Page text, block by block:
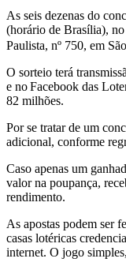
As seis dezenas do
(horário de Brasília),
Paulista, nº 750, em
O sorteio terá
e no Facebook das
82 milhões.
Por se tratar de um
adicional, conforme
Caso apenas um
valor na poupança,
rendimento.
As apostas podem ser
casas lotéricas
internet. O jogo